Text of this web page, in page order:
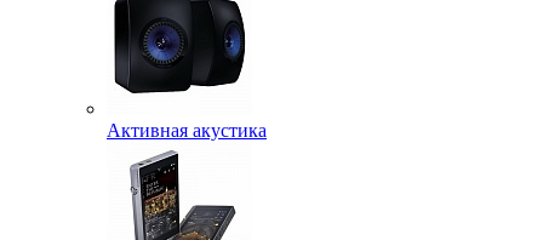
Активная акустика